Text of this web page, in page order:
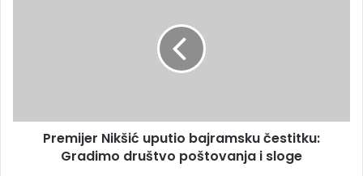
Premijer Nikšić uputio bajramsku čestitku:
Gradimo društvo poštovanja i sloge